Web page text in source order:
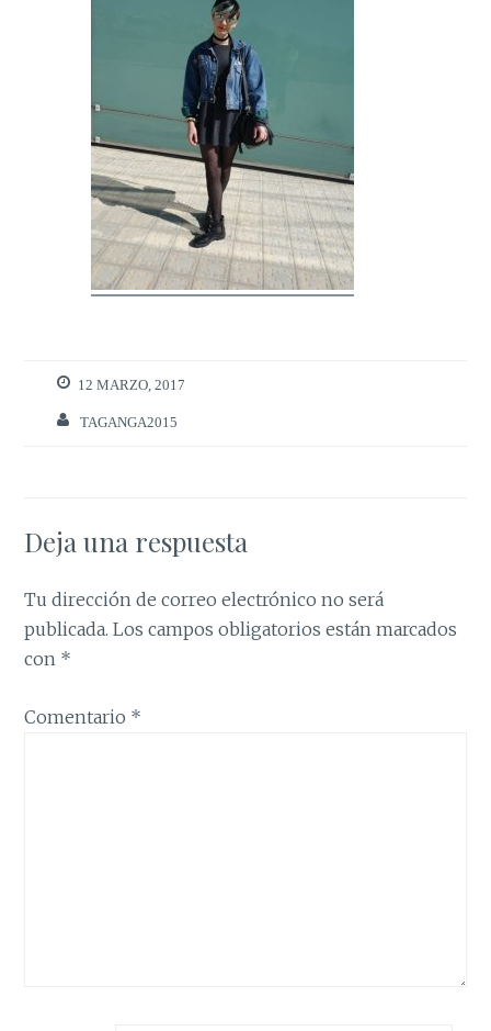
12 MARZO, 2017
TAGANGA2015
Deja una respuesta
Tu dirección de correo electrónico no será
publicada. Los campos obligatorios están marcados
con *
Comentario *